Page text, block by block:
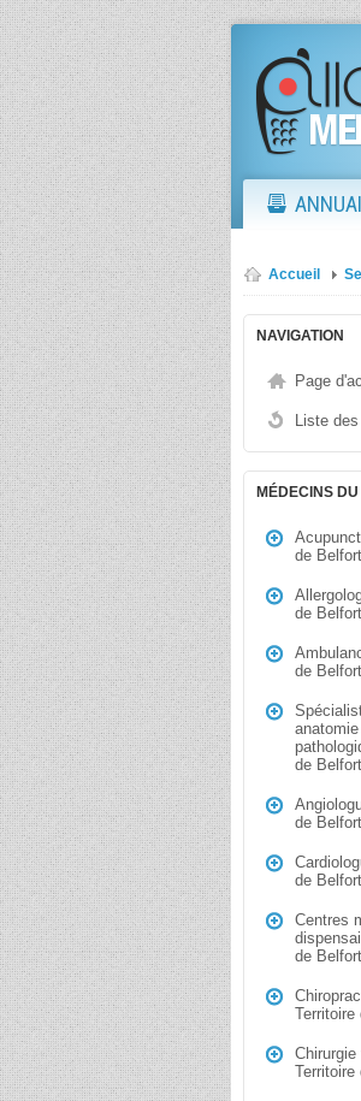
Accueil
NAVIGATION
Page
Liste
MÉDECINS
de Belfort
de Belfort
de Belfort
de Belfort
de Belfort
de Belfort
Centres
de Belfort
Territoire
Territoire